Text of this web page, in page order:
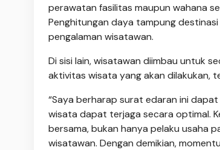
perawatan fasilitas maupun wahana
Penghitungan daya tampung
pengalaman wisatawan.
Di sisi lain, wisatawan diimbau untuk
aktivitas wisata yang akan dilakukan,
“Saya berharap surat edaran ini
wisata dapat terjaga secara optimal.
bersama, bukan hanya pelaku usaha
wisatawan. Dengan demikian,